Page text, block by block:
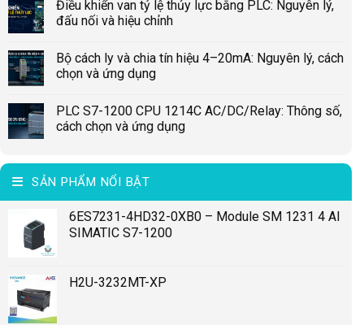
Điều khiển van tỷ lệ thủy lực bằng PLC: Nguyên lý,
đấu nối và hiệu chỉnh
Bộ cách ly và chia tín hiệu 4–20mA: Nguyên lý, cách
chọn và ứng dụng
PLC S7-1200 CPU 1214C AC/DC/Relay: Thông số,
cách chọn và ứng dụng
SẢN PHẨM NỔI BẬT
6ES7231-4HD32-0XB0 – Module SM 1231 4 AI
SIMATIC S7-1200
H2U-3232MT-XP